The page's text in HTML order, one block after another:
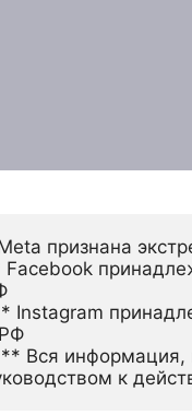
признана
Instagram
Вся информация,
к